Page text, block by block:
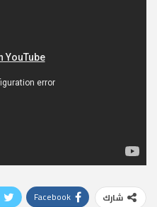
شارك Facebook